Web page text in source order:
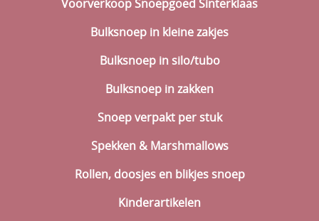
Voorverkoop Snoepgoed Sinterklaas
Bulksnoep in kleine zakjes
Bulksnoep in silo/tubo
Bulksnoep in zakken
Snoep verpakt per stuk
Spekken & Marshmallows
Rollen, doosjes en blikjes snoep
Kinderartikelen